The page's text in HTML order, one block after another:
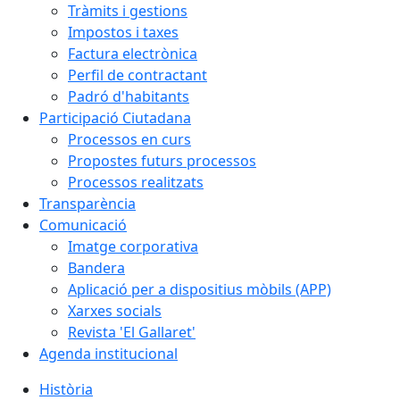
Tràmits i gestions
Impostos i taxes
Factura electrònica
Perfil de contractant
Padró d'habitants
Participació Ciutadana
Processos en curs
Propostes futurs processos
Processos realitzats
Transparència
Comunicació
Imatge corporativa
Bandera
Aplicació per a dispositius mòbils (APP)
Xarxes socials
Revista 'El Gallaret'
Agenda institucional
Història